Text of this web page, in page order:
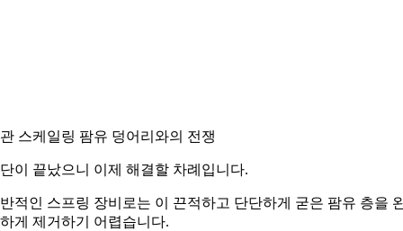
스케일링 팜유 덩어리와의 전쟁
이 끝났으니 이제 해결할 차례입니다.
적인 스프링 장비로는 이 끈적하고 단단하게 굳은 팜유 층을
게 제거하기 어렵습니다.